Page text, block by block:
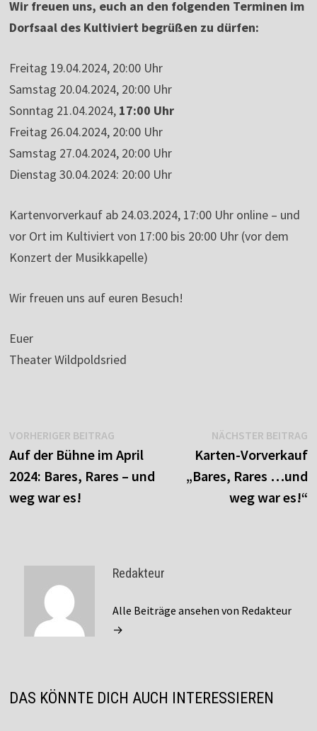
Wir freuen uns, euch an den folgenden Terminen im
Dorfsaal des Kultiviert begrüßen zu dürfen:
Freitag 19.04.2024, 20:00 Uhr
Samstag 20.04.2024, 20:00 Uhr
Sonntag 21.04.2024, 17:00 Uhr
Freitag 26.04.2024, 20:00 Uhr
Samstag 27.04.2024, 20:00 Uhr
Dienstag 30.04.2024: 20:00 Uhr
Kartenvorverkauf ab 24.03.2024, 17:00 Uhr online – und
vor Ort im Kultiviert von 17:00 bis 20:00 Uhr (vor dem
Konzert der Musikkapelle)
Wir freuen uns auf euren Besuch!
Euer
Theater Wildpoldsried
Beitragsnavigation
VORHERIGER BEITRAGVorheriger
Beitrag:
Auf der Bühne im April
2024: Bares, Rares – und
weg war es!
NÄCHSTER BEITRAG
Karten-Vorverkauf
„Bares, Rares …und
weg war es!“
Redakteur
Alle Beiträge ansehen von Redakteur
→
DAS KÖNNTE DICH AUCH INTERESSIEREN